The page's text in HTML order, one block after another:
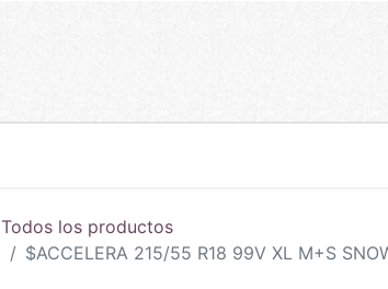
Todos los productos
$ACCELERA 215/55 R18 99V XL M+S